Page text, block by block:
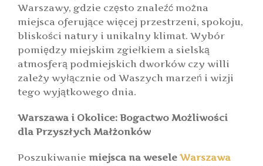
Warszawy, gdzie często znaleźć można
miejsca oferujące więcej przestrzeni, spokoju,
bliskości natury i unikalny klimat. Wybór
pomiędzy miejskim zgiełkiem a sielską
atmosferą podmiejskich dworków czy willi
zależy wyłącznie od Waszych marzeń i wizji
tego wyjątkowego dnia.
Warszawa i Okolice: Bogactwo Możliwości
dla Przyszłych Małżonków
Poszukiwanie miejsca na wesele Warszawa